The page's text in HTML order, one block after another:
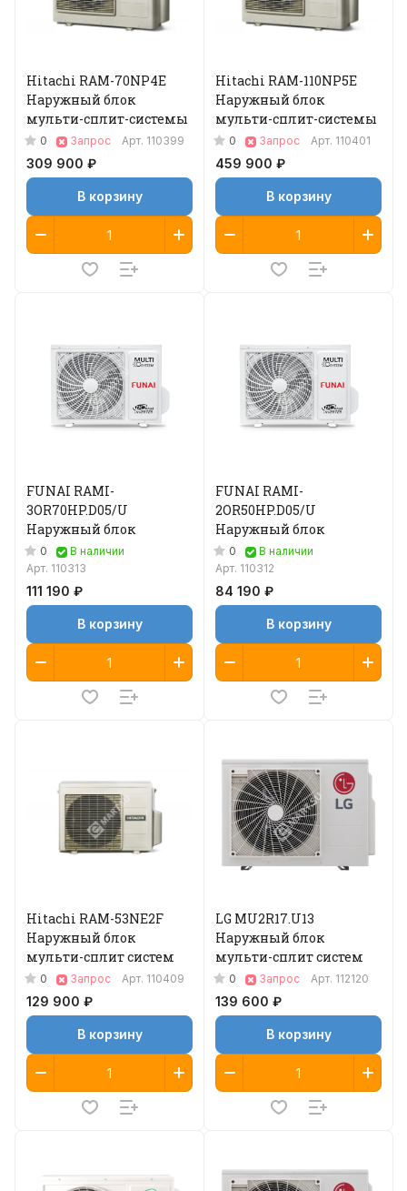
Hitachi RAM-70NP4E
Наружный блок
мульти-сплит-системы
0 Запрос Арт. 110399
309 900 ₽
В корзину
Hitachi RAM-110NP5E
Наружный блок
мульти-сплит-системы
0 Запрос Арт. 110401
459 900 ₽
В корзину
FUNAI RAMI-
3OR70HP.D05/U
Наружный блок
0
В наличии
Арт. 110313
111 190 ₽
В корзину
FUNAI RAMI-
2OR50HP.D05/U
Наружный блок
0
В наличии
Арт. 110312
84 190 ₽
В корзину
Hitachi RAM-53NE2F
Наружный блок
мульти-сплит систем
0 Запрос Арт. 110409
129 900 ₽
В корзину
LG MU2R17.U13
Наружный блок
мульти-сплит систем
0 Запрос Арт. 112120
139 600 ₽
В корзину